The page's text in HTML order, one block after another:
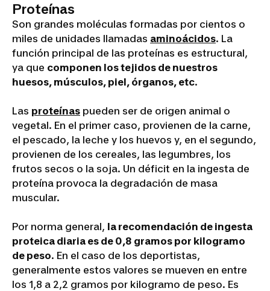
Proteínas
Son grandes moléculas formadas por cientos o
miles de unidades llamadas aminoácidos. La
función principal de las proteínas es estructural,
ya que componen los tejidos de nuestros
huesos, músculos, piel, órganos, etc.
Las proteínas pueden ser de origen animal o
vegetal. En el primer caso, provienen de la carne,
el pescado, la leche y los huevos y, en el segundo,
provienen de los cereales, las legumbres, los
frutos secos o la soja. Un déficit en la ingesta de
proteína provoca la degradación de masa
muscular.
Por norma general, la recomendación de ingesta
proteica diaria es de 0,8 gramos por kilogramo
de peso. En el caso de los deportistas,
generalmente estos valores se mueven en entre
los 1,8 a 2,2 gramos por kilogramo de peso. Es